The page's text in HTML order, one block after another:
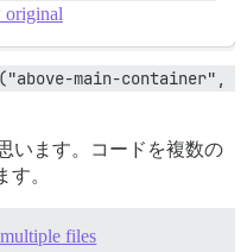
original
main-container",
います。コードを複数の
。
files